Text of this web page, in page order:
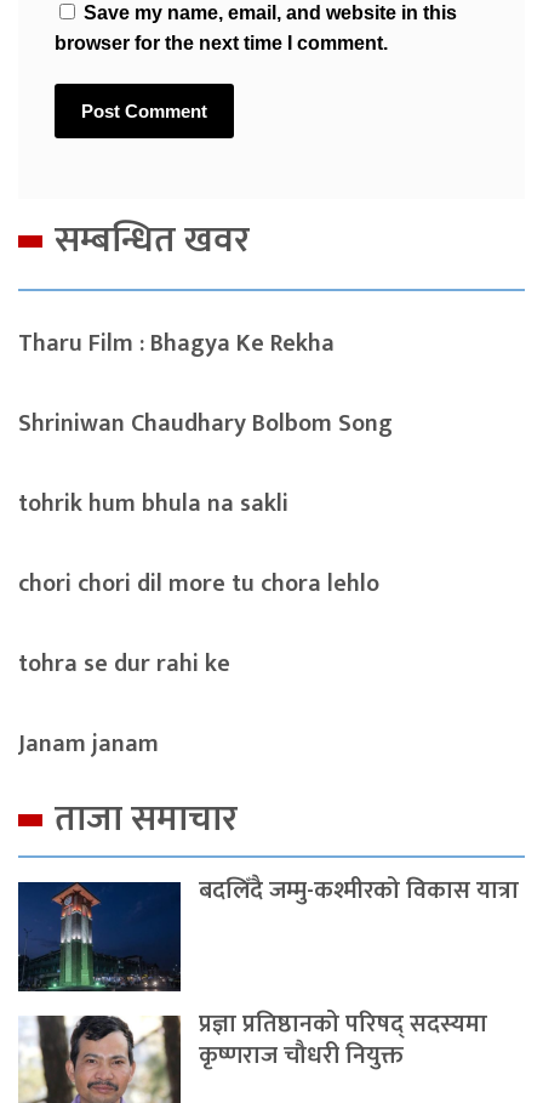
Save my name, email, and website in this
browser for the next time I comment.
सम्बन्धित खवर
Tharu Film : Bhagya Ke Rekha
Shriniwan Chaudhary Bolbom Song
tohrik hum bhula na sakli
chori chori dil more tu chora lehlo
tohra se dur rahi ke
Janam janam
ताजा समाचार
बदलिँदै जम्मु-कश्मीरको विकास यात्रा
प्रज्ञा प्रतिष्ठानको परिषद् सदस्यमा
कृष्णराज चौधरी नियुक्त